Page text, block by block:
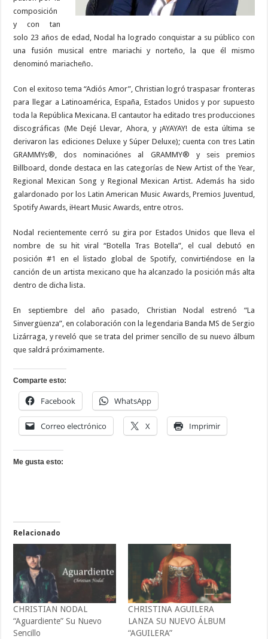
composición
y con tan
solo 23 años de edad, Nodal ha logrado conquistar a su público con
una fusión musical entre mariachi y norteño, la que él mismo
denominó mariacheño.
Con el exitoso tema “Adiós Amor”, Christian logró traspasar fronteras
para llegar a Latinoamérica, España, Estados Unidos y por supuesto
toda la República Mexicana. El cantautor ha editado tres producciones
discográficas (Me Dejé Llevar, Ahora, y ¡AYAYAY! de esta última se
derivaron las ediciones Deluxe y Súper Deluxe); cuenta con tres Latin
GRAMMYs®, dos nominaciónes al GRAMMY® y seis premios
Billboard, donde destaca en las categorías de New Artist of the Year,
Regional Mexican Song y Regional Mexican Artist. Además ha sido
galardonado por los Latin American Music Awards, Premios Juventud,
Spotify Awards, iHeart Music Awards, entre otros.
Nodal recientemente cerró su gira por Estados Unidos que lleva el
nombre de su hit viral “Botella Tras Botella”, el cual debutó en
posición #1 en el listado global de Spotify, convirtiéndose en la
canción de un artista mexicano que ha alcanzado la posición más alta
dentro de dicha lista.
En septiembre del año pasado, Christian Nodal estrenó “La
Sinvergüenza”, en colaboración con la legendaria Banda MS de Sergio
Lizárraga, y reveló que se trata del primer sencillo de su nuevo álbum
que saldrá próximamente.
Comparte esto:
Facebook WhatsApp
Correo electrónico X Imprimir
Me gusta esto:
Relacionado
CHRISTIAN NODAL
“Aguardiente” Su Nuevo
Sencillo
CHRISTINA AGUILERA
LANZA SU NUEVO ÁLBUM
“AGUILERA”